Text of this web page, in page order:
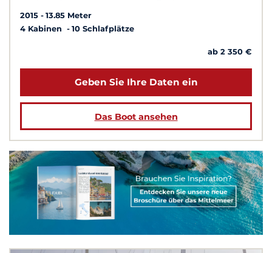
2015
13.85 Meter
4 Kabinen
10 Schlafplätze
ab 2 350 €
Geben Sie Ihre Daten ein
Das Boot ansehen